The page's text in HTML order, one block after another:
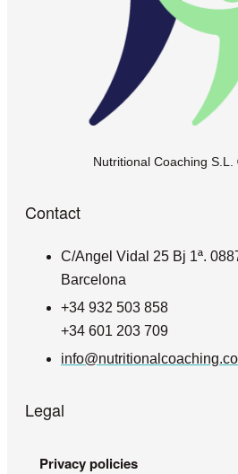
Nutritional Coaching S.L.
Contact
C/Angel Vidal 25 Bj 1ª.
Barcelona
+34 932 503 858
+34 601 203 709
Legal
Privacy policies